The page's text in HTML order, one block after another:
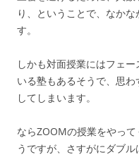
り、ということで、なか
す。
しかも対面授業にはフェ
いる塾もあるそうで、思
してしまいます。
ならZOOMの授業をやっ
うですが、さすがにダブ